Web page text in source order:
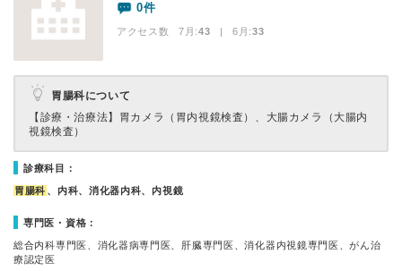
0件
アクセス数 7月:43 | 6月:33
胃腸科について
【診療・治療法】 胃カメラ（胃内視鏡検査）、大腸カメラ（大腸内
視鏡検査）
診療科目：
胃腸科 、内科、消化器内科、内視鏡
専門医・資格：
総合内科専門医、消化器病専門医、肝臓専門医、消化器内視鏡専門医、がん治
療認定医